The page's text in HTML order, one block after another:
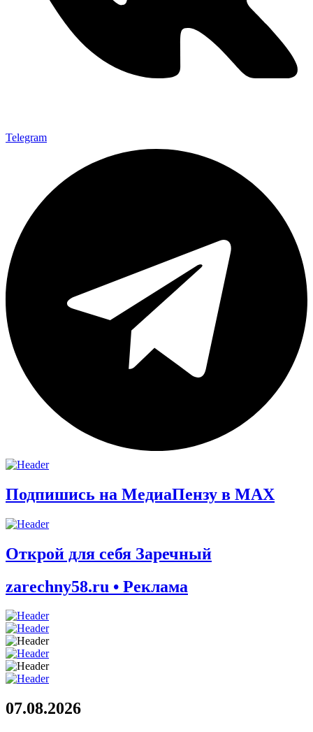
Telegram
Подпишись на МедиаПензу в МАХ
Открой для себя Заречный
zarechny58.ru • Реклама
07.08.2026